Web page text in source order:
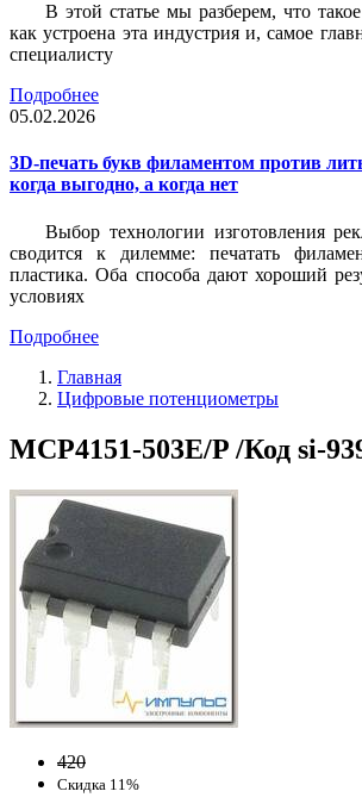
В этой статье мы разберем, что
как устроена эта индустрия и, самое
специалисту
Подробнее
05.02.2026
3D-печать букв филаментом против
когда выгодно, а когда нет
Выбор технологии изготовления
сводится к дилемме: печатать
пластика. Оба способа дают хороший
условиях
Подробнее
Главная
Цифровые потенциометры
MCP4151-503E/P /Код si-
420
Скидка 11%